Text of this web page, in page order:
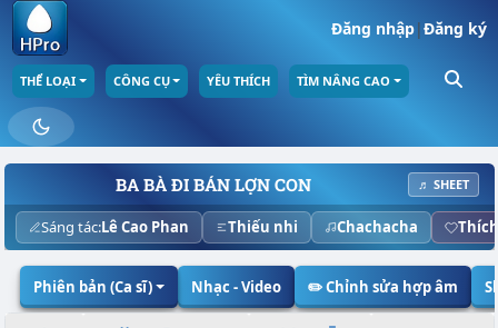
Đăng nhập|Đăng ký
THỂ LOẠI CÔNG CỤ YÊU THÍCH TÌM NÂNG CAO
BA BÀ ĐI BÁN LỢN CON ♬ SHEET
Sáng tác:Lê Cao Phan Thiếu nhi Chachacha Thích
Phiên bản (Ca sĩ) Nhạc - Video ✏️ Chỉnh sửa hợp âm